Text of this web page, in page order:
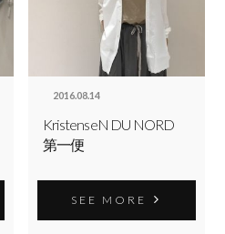
2016.08.14
KristenseN DU NORD
第一便
SEE MORE